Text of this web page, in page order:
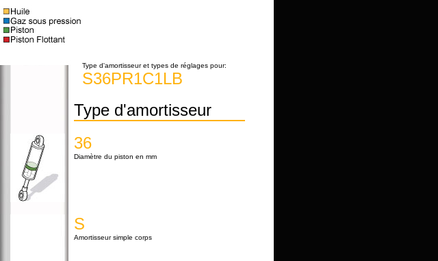
Type d'amortisseur et types de réglages pour:
S36PR1C1LB
Type d'amortisseur
36
Diamètre du piston en mm
S
Amortisseur simple corps